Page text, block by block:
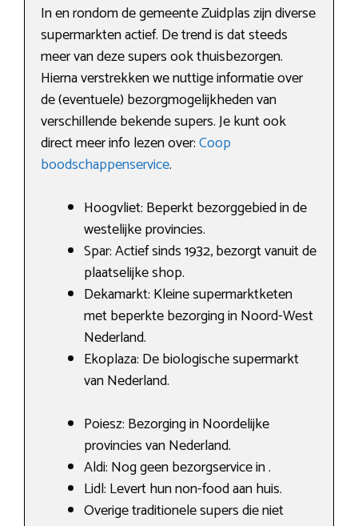
In en rondom de gemeente Zuidplas zijn diverse
supermarkten actief. De trend is dat steeds
meer van deze supers ook thuisbezorgen.
Hierna verstrekken we nuttige informatie over
de (eventuele) bezorgmogelijkheden van
verschillende bekende supers. Je kunt ook
direct meer info lezen over:Coop
boodschappenservice.
Hoogvliet: Beperkt bezorggebied in de
westelijke provincies.
Spar: Actief sinds 1932, bezorgt vanuit de
plaatselijke shop.
Dekamarkt: Kleine supermarktketen
met beperkte bezorging in Noord-West
Nederland.
Ekoplaza: De biologische supermarkt
van Nederland.
Poiesz: Bezorging in Noordelijke
provincies van Nederland.
Aldi: Nog geen bezorgservice in .
Lidl: Levert hun non-food aan huis.
Overige traditionele supers die niet